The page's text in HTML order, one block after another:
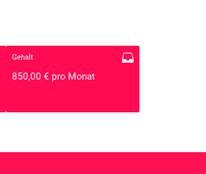
Gehalt

850,00 € pro Monat